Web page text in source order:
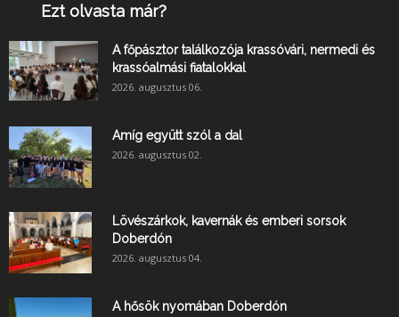
Ezt olvasta már?
A főpásztor találkozója krassóvári, nermedi és
krassóalmási fiatalokkal
2026. augusztus 06.
Amíg együtt szól a dal
2026. augusztus 02.
Lövészárkok, kavernák és emberi sorsok
Doberdón
2026. augusztus 04.
A hősök nyomában Doberdón